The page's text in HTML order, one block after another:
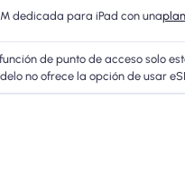
dedicada para iPad con una
de punto de acceso solo
no ofrece la opción de usar